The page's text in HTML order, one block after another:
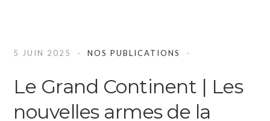
5 JUIN 2025 NOS PUBLICATIONS
Le Grand Continent | Les
nouvelles armes de la